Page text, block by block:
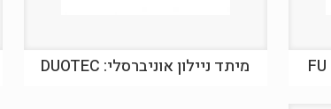
מיתד ניילון אוניברסלי: DUOTEC